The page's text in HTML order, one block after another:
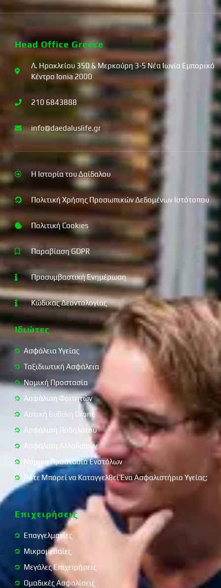
Head Office Greece
Λ. Ηρακλείου 350 & Μερκούρη 3-5 Νέα Ιωνία Εμπορικό
Κέντρο Ionia 2000
210 6843888
info@daedaluslife.gr
Η Ιστορία του Δαίδαλου
Πολιτική Χρήσης Προσωπικών Δεδομένων Ιστότοπου
Πολιτική Cookies
Παραβίαση GDPR
Προσυμβαστική Ενημέρωση
Κώδικας Δεοντολογίας
Ιδιώτες
Ασφάλεια Υγείας
Ταξιδιωτική Ασφάλεια
Νομική Προστασία
Ασφάλιση Φοιτητών
Αστική Ευθύνη Drone
Ασφάλιση Ποδηλάτου
Ασφαλιση Αλλοδαπών
Νομική Προστασία Ενστόλων
Πότε Μπορεί να Καταγγελθεί Ένα Ασφαλιστήριο Υγείας;
Επιχειρήσεις
Επαγγελματίες
Μικρομεσαίες
Μεγάλες Επιχειρήσεις
Ομαδικές Ασφαλίσεις